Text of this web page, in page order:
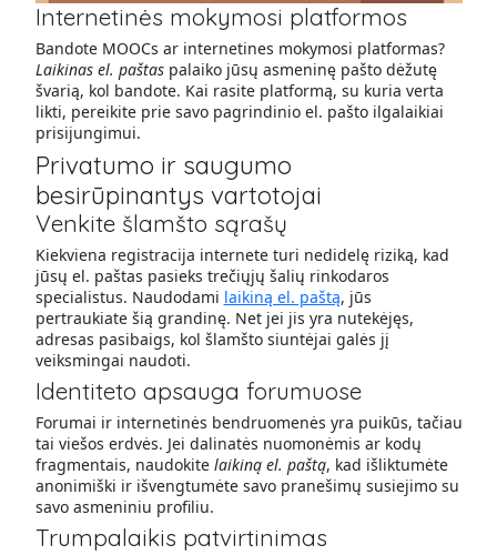
Internetinės mokymosi platformos
Bandote MOOCs ar internetines mokymosi platformas?
Laikinas el. paštaspalaiko jūsų asmeninę pašto dėžutę
švarią, kol bandote. Kai rasite platformą, su kuria verta
likti, pereikite prie savo pagrindinio el. pašto ilgalaikiai
prisijungimui.
Privatumo ir saugumo
besirūpinantys vartotojai
Venkite šlamšto sąrašų
Kiekviena registracija internete turi nedidelę riziką, kad
jūsų el. paštas pasieks trečiųjų šalių rinkodaros
specialistus. Naudodami laikiną el. paštą, jūs
pertraukiate šią grandinę. Net jei jis yra nutekėjęs,
adresas pasibaigs, kol šlamšto siuntėjai galės jį
veiksmingai naudoti.
Identiteto apsauga forumuose
Forumai ir internetinės bendruomenės yra puikūs, tačiau
tai viešos erdvės. Jei dalinatės nuomonėmis ar kodų
fragmentais, naudokite laikiną el. paštą, kad išliktumėte
anonimiški ir išvengtumėte savo pranešimų susiejimo su
savo asmeniniu profiliu.
Trumpalaikis patvirtinimas